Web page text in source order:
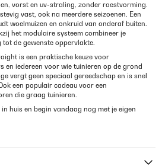
vorst en uv-straling, zonder roestvorming.
vast, ook na meerdere seizoenen. Een
woelmuizen en onkruid van onderaf buiten.
het modulaire systeem combineer je
tot de gewenste oppervlakte.
is een praktische keuze voor
en iedereen voor wie tuinieren op de grond
vergt geen speciaal gereedschap en is snel
een populair cadeau voor een
die graag tuinieren.
huis en begin vandaag nog met je eigen